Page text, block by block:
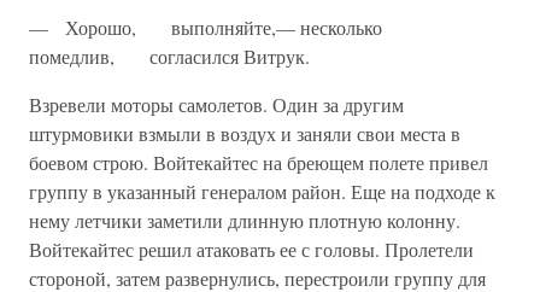
— Хорошо, выполняйте,— несколько
помедлив, согласился Витрук.
Взревели моторы самолетов. Один за другим
штурмовики взмыли в воздух и заняли свои места в
боевом строю. Войтекайтес на брею­щем полете привел
группу в указанный генералом район. Еще на подходе к
нему летчики заметили длинную плотную колонну.
Войте­кайтес решил атаковать ее с головы. Пролетели
стороной, затем раз­вернулись, перестроили группу для